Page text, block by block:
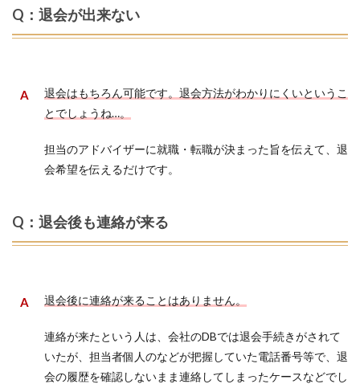
Q：退会が出来ない
退会はもちろん可能です。退会方法がわかりにくいというこ
とでしょうね…。
担当のアドバイザーに就職・転職が決まった旨を伝えて、退
会希望を伝えるだけです。
Q：退会後も連絡が来る
退会後に連絡が来ることはありません。
連絡が来たという人は、会社のDBでは退会手続きがされて
いたが、担当者個人のなどが把握していた電話番号等で、退
会の履歴を確認しないまま連絡してしまったケースなどでし